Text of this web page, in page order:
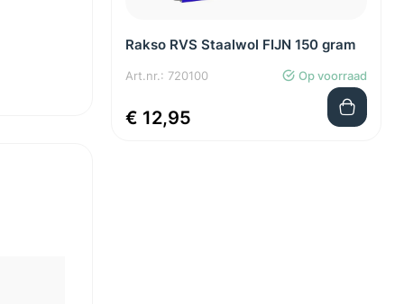
Rakso RVS Staalwol FIJN 150 gram
Art.nr.: 720100 Op voorraad
€ 12,95